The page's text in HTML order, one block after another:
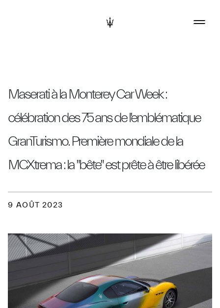
Maserati à la Monterey Car Week :
célébration des 75 ans de l'emblématique
GranTurismo. Première mondiale de la
MCXtrema : la "bête" est prête à être libérée
9 AOÛT 2023